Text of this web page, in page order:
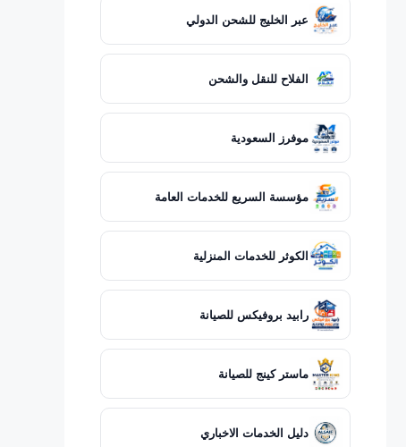
عبر الخليج للشحن الدولي
الفلاح للنقل والشحن
موفرز السعودية
مؤسسة السريع للخدمات العامة
الكوثر للخدمات المنزلية
رابيد بروفيكس للصيانة
ماستر كينج للصيانة
دليل الخدمات الاخباري